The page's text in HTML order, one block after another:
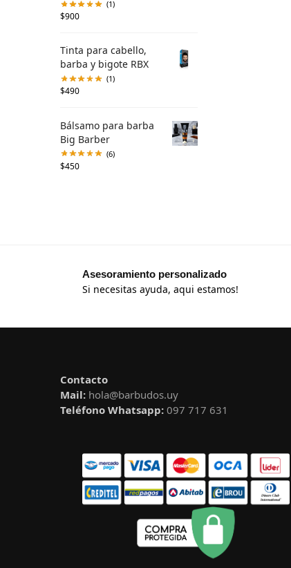
(1)
$900
Tinta para cabello,
barba y bigote RBX
(1)
$490
Bálsamo para barba
Big Barber
(6)
$450
Asesoramiento personalizado
Si necesitas ayuda, aqui estamos!
Contacto
Mail: hola@barbudos.uy
Teléfono Whatsapp: 097 717 631